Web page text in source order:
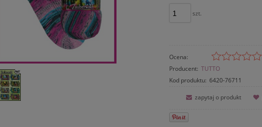
szt.
Ocena:
Producent: TUTTO
Kod produktu: 6420-76711
zapytaj o produkt